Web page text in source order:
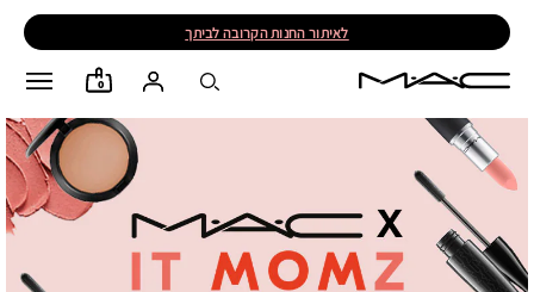
לאיתור החנות הקרובה לביתך
0